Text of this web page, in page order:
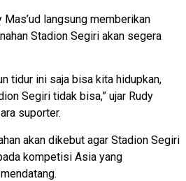
Mas’ud langsung memberikan
Stadion Segiri akan segera
tidur ini saja bisa kita hidupkan,
Segiri tidak bisa,” ujar Rudy
suporter.
akan dikebut agar Stadion Segiri
kompetisi Asia yang